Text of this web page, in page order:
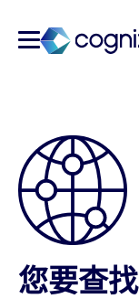
您要查